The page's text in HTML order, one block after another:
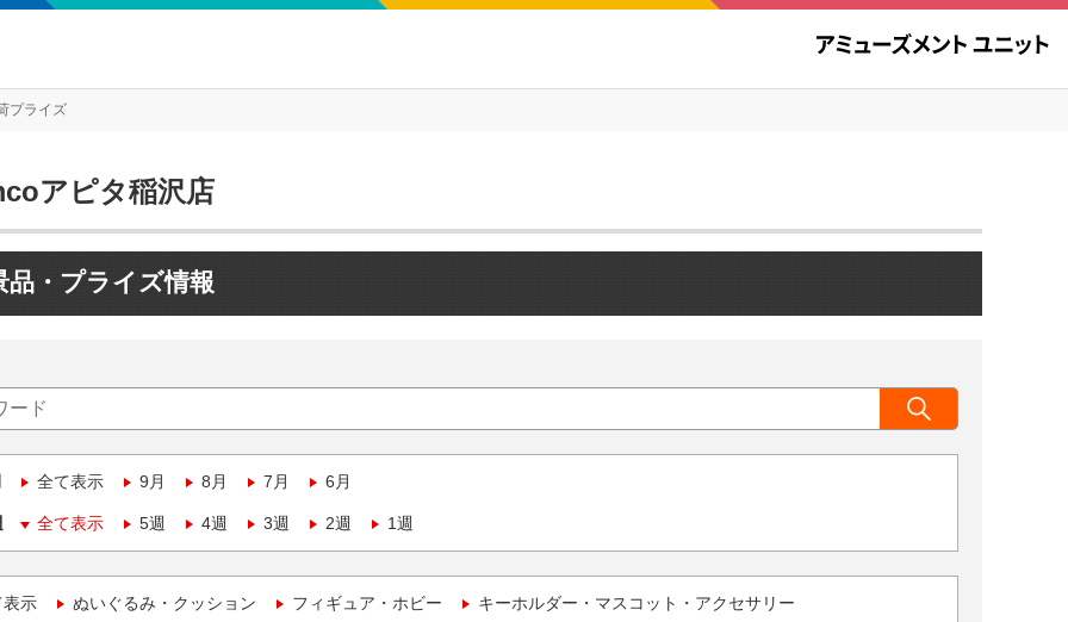
プライズ
アピタ稲沢店
品・プライズ情報
全て表示 9月 8月 7月 6月
全て表示 5週 4週 3週 2週 1週
表示 ぬいぐるみ・クッション フィギュア・ホビー キーホルダー・マスコット・アクセサリー